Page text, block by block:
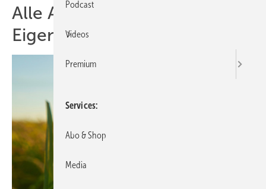
Alle Artikel zum Thema
Eigenstrom
Podcast
Videos
Premium
Services
Abo & Shop
Media